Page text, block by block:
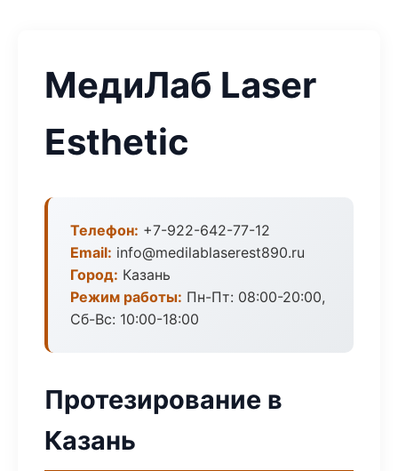
МедиЛаб Laser
Esthetic
Телефон: +7-922-642-77-12
Email: info@medilablaserest890.ru
Город: Казань
Режим работы: Пн-Пт: 08:00-20:00,
Сб-Вс: 10:00-18:00
Протезирование в
Казань